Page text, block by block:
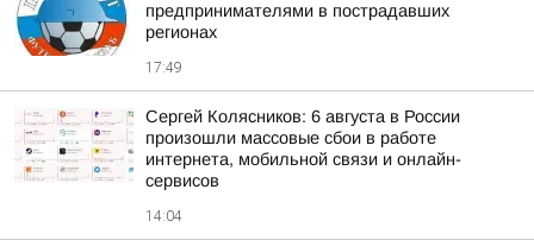
предпринимателями в пострадавших
регионах
17:49
Сергей Колясников: 6 августа в России
произошли массовые сбои в работе
интернета, мобильной связи и онлайн-
сервисов
14:04